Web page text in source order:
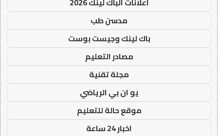
مدسن طب
باك لينك وجيست بوست
مصادر التعليم
مجلة تقنية
يو ان بي الرياضي
موقع حالة للتعليم
اخبار 24 ساعة